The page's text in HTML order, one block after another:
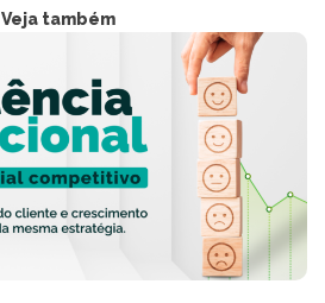
Veja também